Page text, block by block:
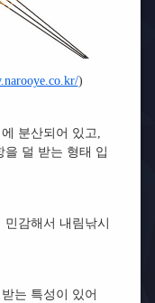
)
분산되어 있고,
을 덜 받는 형태 입
감해서 내림낚시
는 특성이 있어